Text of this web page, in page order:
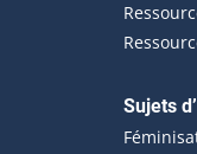
Sujets